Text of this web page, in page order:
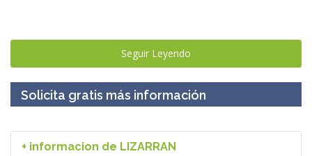
Seguir Leyendo
Solicita gratis más información
+ informacion de LIZARRAN